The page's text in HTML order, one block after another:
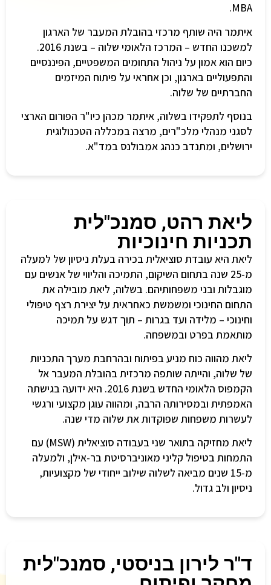
MBA.
איתמר היה שותף מרכזי בהובלת המעבר של הארגון
למשכנו החדש – המרכז הלאומי שלוה – בשנת 2016.
כיום הוא אמון על ניהול התחומים המשפטיים, הפיננסיים
והתפעוליים בארגון, וכן אחראי על פיתוח המיזמים
החברתיים של שלוה.
בנוסף לתפקידו בשלוה, איתמר מכהן כיו"ר הפורום הארצי
לסגני מנהלי מלכ"רים, מרצה במכללה הטכנולוגית
ירושלים, ומתנדב כנהג אמבולנס במד"א.
ליאת רהט, סמנכ"לית
תכניות חינוכיות
ליאת היא עובדת סוציאלית בכירה בעלת ניסיון של למעלה
מ-25 שנה בתחום השיקום, התמיכה והליווי של אנשים עם
מוגבלות ובני משפחותיהם. בשלוה, ליאת מובילה את
התחום החינוכי ומשמשת כאחראית על יצירת רצף טיפולי
וחינוכי – מלידה ועד בגרות – תוך דגש על תמיכה
מותאמת בפרט ובמשפחה.
ליאת מהווה כוח מניע בפיתוח ובהרחבת מערך התכניות
של שלוה, והייתה שותפה מרכזית בהובלת המעבר אל
הקמפוס הלאומי החדש בשנת 2016. היא ידועה בגישתה
האמפתית ובמסירותה הרבה, ומהווה עוגן מקצועי ורגשי
לעשרות משפחות שפוקדות את שלוה מדי שנה.
ליאת מחזיקה בתואר שני בעבודה סוציאלית (MSW) עם
התמחות בטיפול קליני מאוניברסיטת בר-אילן, ולמעלה
מ-15 שנים מביאה לשלוה שילוב ייחודי של מקצועיות,
ניסיון ולב גדול.
ד"ר לירון בניסטי, סמנכ"לית